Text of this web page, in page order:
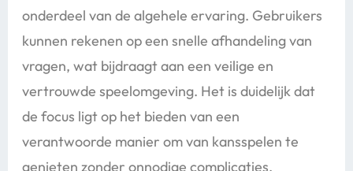
onderdeel van de algehele ervaring. Gebruikers
kunnen rekenen op een snelle afhandeling van
vragen, wat bijdraagt aan een veilige en
vertrouwde speelomgeving. Het is duidelijk dat
de focus ligt op het bieden van een
verantwoorde manier om van kansspelen te
genieten zonder onnodige complicaties.